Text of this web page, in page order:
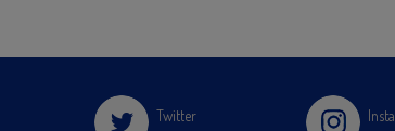
Twitter